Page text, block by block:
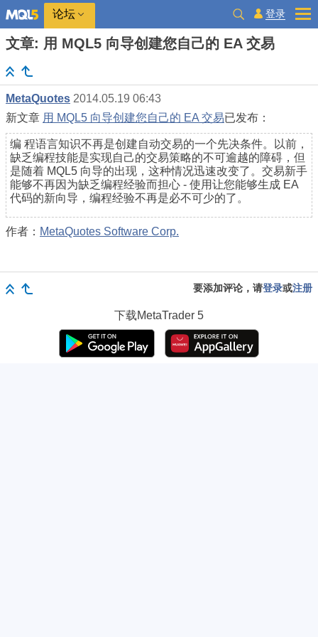
论坛 登录
文章: 用 MQL5 向导创建您自己的 EA 交易
MetaQuotes 2014.05.19 06:43
新文章 用 MQL5 向导创建您自己的 EA 交易已发布：
编 程语言知识不再是创建自动交易的一个先决条件。以前，
缺乏编程技能是实现自己的交易策略的不可逾越的障碍，但
是随着 MQL5 向导的出现，这种情况迅速改变了。交易新手
能够不再因为缺乏编程经验而担心 - 使用让您能够生成 EA
代码的新向导，编程经验不再是必不可少的了。
作者： MetaQuotes Software Corp.
要添加评论，请登录或注册
下载MetaTrader 5